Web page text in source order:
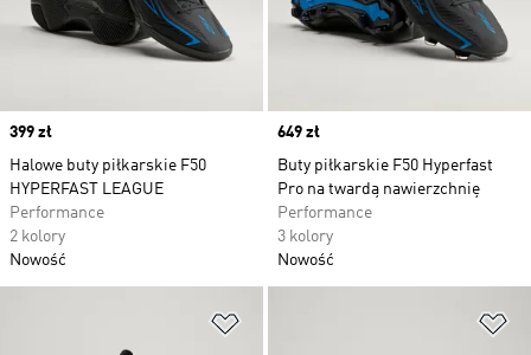
Price
399 zł
Halowe buty piłkarskie F50
HYPERFAST LEAGUE
Performance
2 kolory
Nowość
Price
649 zł
Buty piłkarskie F50 Hyperfast
Pro na twardą nawierzchnię
Performance
3 kolory
Nowość